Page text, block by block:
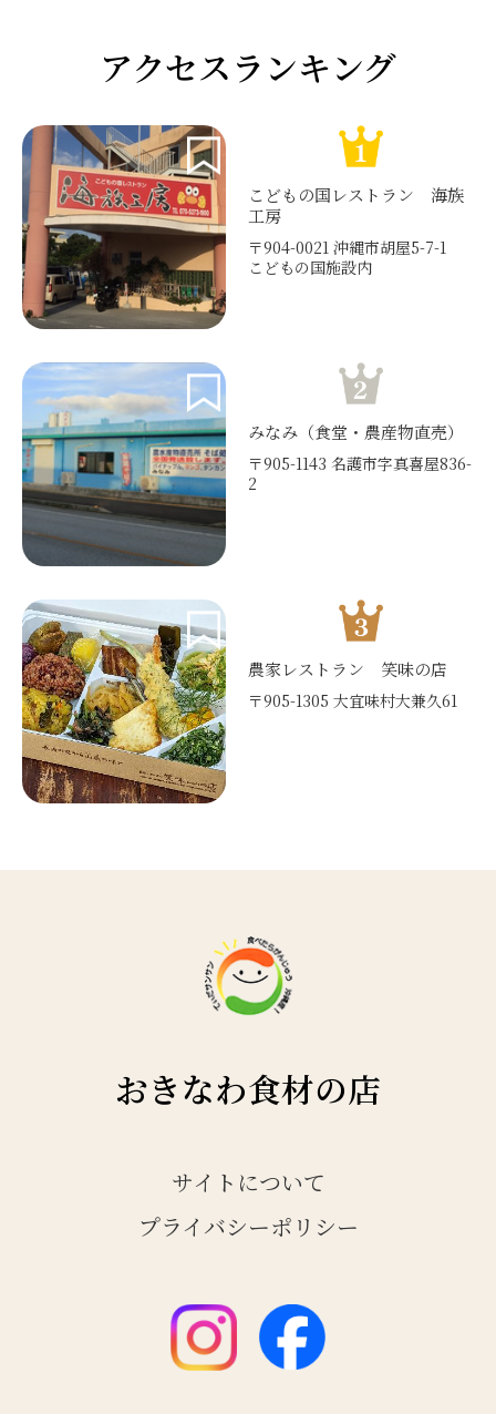
アクセスランキング
こどもの国レストラン 海族
工房
〒904-0021 沖縄市胡屋5-7-1
こどもの国施設内
みなみ（食堂・農産物直売）
〒905-1143 名護市字真喜屋836-
2
農家レストラン 笑味の店
〒905-1305 大宜味村大兼久61
おきなわ食材の店
サイトについて
プライバシーポリシー